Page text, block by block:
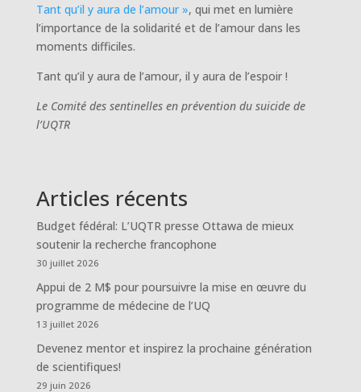
Tant qu’il y aura de l’amour », qui met en lumière
l’importance de la solidarité et de l’amour dans les
moments difficiles.
Tant qu’il y aura de l’amour, il y aura de l’espoir !
Le Comité des sentinelles en prévention du suicide de
l’UQTR
Articles récents
Budget fédéral: L’UQTR presse Ottawa de mieux
soutenir la recherche francophone
30 juillet 2026
Appui de 2 M$ pour poursuivre la mise en œuvre du
programme de médecine de l’UQ
13 juillet 2026
Devenez mentor et inspirez la prochaine génération
de scientifiques!
29 juin 2026